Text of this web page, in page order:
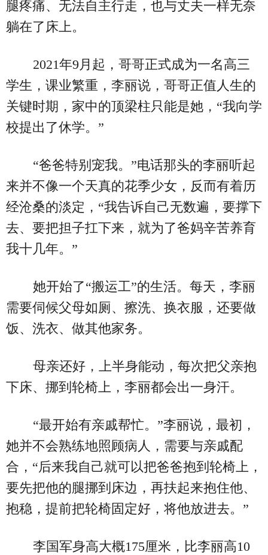
腿疼痛、无法自主行走，也与丈夫一样无奈
躺在了床上。
2021年9月起，哥哥正式成为一名高三
学生，课业繁重，李丽说，哥哥正值人生的
关键时期，家中的顶梁柱只能是她，“我向学
校提出了休学。”
“爸爸特别宠我。”电话那头的李丽听起
来并不像一个天真的花季少女，反而有着历
经沧桑的淡定，“我告诉自己无数遍，要撑下
去、要把担子扛下来，就为了爸妈辛苦养育
我十几年。”
她开始了“搬运工”的生活。每天，李丽
需要伺候父母如厕、擦洗、换衣服，还要做
饭、洗衣、做其他家务。
母亲还好，上半身能动，每次把父亲抱
下床、挪到轮椅上，李丽都会出一身汗。
“最开始有亲戚帮忙。”李丽说，最初，
她并不会熟练地照顾病人，需要与亲戚配
合，“后来我自己就可以把爸爸抱到轮椅上，
要先把他的腿挪到床边，再扶起来抱住他、
抱稳，提前把轮椅固定好，将他放进去。”
李国军身高大概175厘米，比李丽高10